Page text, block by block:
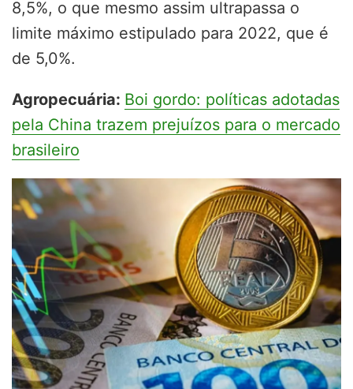
8,5%, o que mesmo assim ultrapassa o
limite máximo estipulado para 2022, que é
de 5,0%.
Agropecuária: Boi gordo: políticas adotadas
pela China trazem prejuízos para o mercado
brasileiro